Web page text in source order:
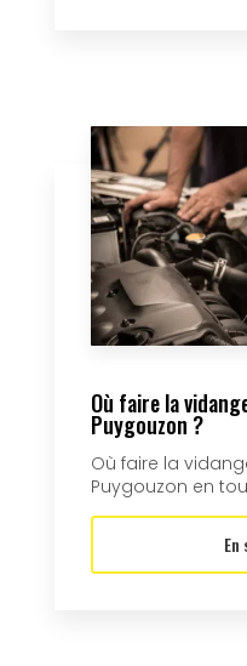
Où faire la
Puygouzon ?
Où faire la
Puygouzon en